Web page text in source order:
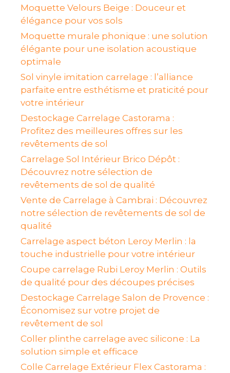
Moquette Velours Beige : Douceur et
élégance pour vos sols
Moquette murale phonique : une solution
élégante pour une isolation acoustique
optimale
Sol vinyle imitation carrelage : l’alliance
parfaite entre esthétisme et praticité pour
votre intérieur
Destockage Carrelage Castorama :
Profitez des meilleures offres sur les
revêtements de sol
Carrelage Sol Intérieur Brico Dépôt :
Découvrez notre sélection de
revêtements de sol de qualité
Vente de Carrelage à Cambrai : Découvrez
notre sélection de revêtements de sol de
qualité
Carrelage aspect béton Leroy Merlin : la
touche industrielle pour votre intérieur
Coupe carrelage Rubi Leroy Merlin : Outils
de qualité pour des découpes précises
Destockage Carrelage Salon de Provence :
Économisez sur votre projet de
revêtement de sol
Coller plinthe carrelage avec silicone : La
solution simple et efficace
Colle Carrelage Extérieur Flex Castorama :